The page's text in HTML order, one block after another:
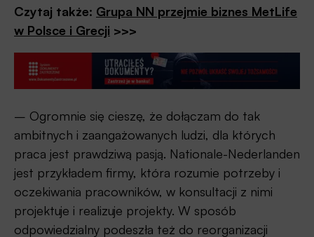
Czytaj także: Grupa NN przejmie biznes MetLife
w Polsce i Grecji >>>
– Ogromnie się cieszę, że dołączam do tak
ambitnych i zaangażowanych ludzi, dla których
praca jest prawdziwą pasją. Nationale-Nederlanden
jest przykładem firmy, która rozumie potrzeby i
oczekiwania pracowników, w konsultacji z nimi
projektuje i realizuje projekty. W sposób
odpowiedzialny podeszła też do reorganizacji